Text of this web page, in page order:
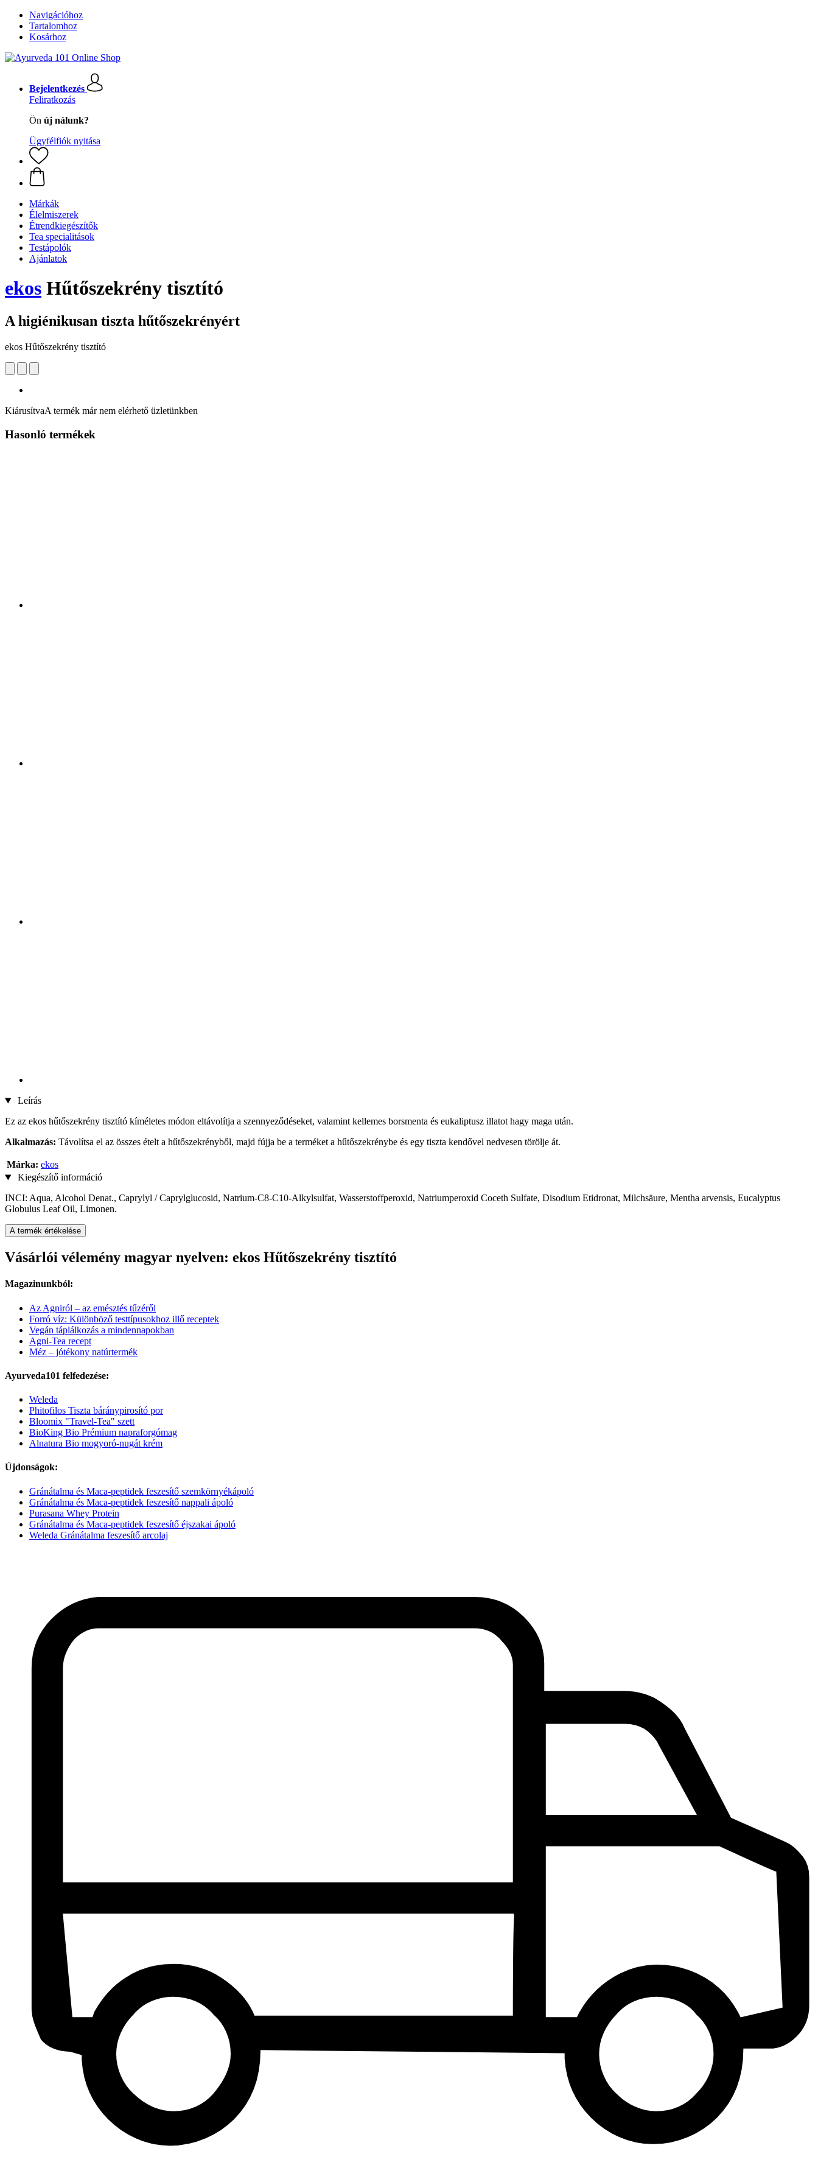
Navigációhoz
Tartalomhoz
Kosárhoz
Bejelentkezés
Feliratkozás
Ön új nálunk?
Ügyfélfiók nyitása
Márkák
Élelmiszerek
Étrendkiegészítők
Tea specialitások
Testápolók
Ajánlatok
ekos Hűtőszekrény tisztító
A higiénikusan tiszta hűtőszekrényért
ekos Hűtőszekrény tisztító
KiárusítvaA termék már nem elérhető üzletünkben
Hasonló termékek
Leírás
Ez az ekos hűtőszekrény tisztító kíméletes módon eltávolítja a szennyeződéseket, valamint kellemes borsmenta és eukaliptusz illatot hagy maga után.
Alkalmazás: Távolítsa el az összes ételt a hűtőszekrényből, majd fújja be a terméket a hűtőszekrénybe és egy tiszta kendővel nedvesen törölje át.
Márka: ekos
Kiegészítő információ
INCI: Aqua, Alcohol Denat., Caprylyl / Caprylglucosid, Natrium-C8-C10-Alkylsulfat, Wasserstoffperoxid, Natriumperoxid Coceth Sulfate, Disodium Etidronat, Milchsäure, Mentha arvensis, Eucalyptus
Globulus Leaf Oil, Limonen.
A termék értékelése
Vásárlói vélemény magyar nyelven: ekos Hűtőszekrény tisztító
Magazinunkból:
Az Agniról – az emésztés tűzéről
Forró víz: Különböző testtípusokhoz illő receptek
Vegán táplálkozás a mindennapokban
Agni-Tea recept
Méz – jótékony natúrtermék
Ayurveda101 felfedezése:
Weleda
Phitofilos Tiszta báránypirosító por
Bloomix "Travel-Tea" szett
BioKing Bio Prémium napraforgómag
Alnatura Bio mogyoró-nugát krém
Újdonságok:
Gránátalma és Maca-peptidek feszesítő szemkörnyékápoló
Gránátalma és Maca-peptidek feszesítő nappali ápoló
Purasana Whey Protein
Gránátalma és Maca-peptidek feszesítő éjszakai ápoló
Weleda Gránátalma feszesítő arcolaj